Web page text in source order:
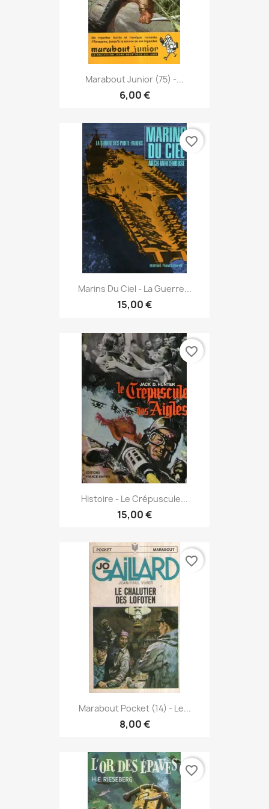
Marabout Junior (75) -...
6,00 €
Marins Du Ciel - La Guerre...
15,00 €
favorite_border
Histoire - Le Crépuscule...
15,00 €
favorite_border
Marabout Pocket (14) - Le...
8,00 €
favorite_border
favorite_border